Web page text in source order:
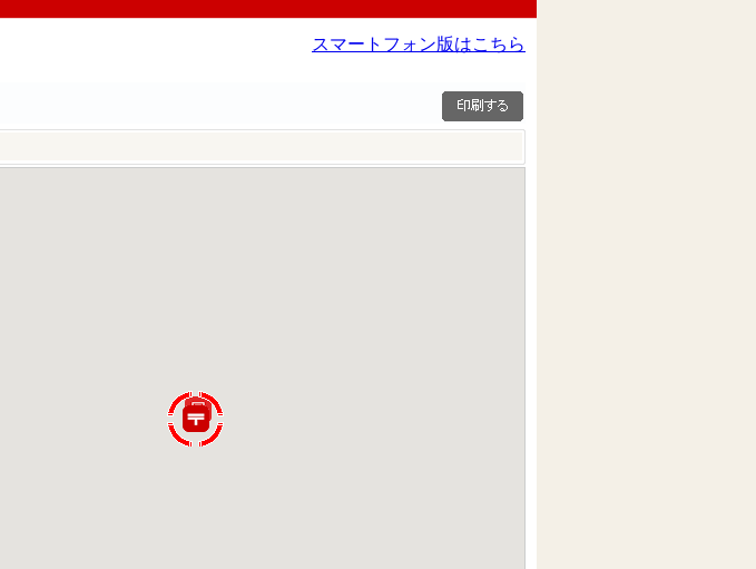
スマートフォン版はこちら